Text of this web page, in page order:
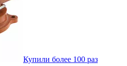
Купили более 100 раз